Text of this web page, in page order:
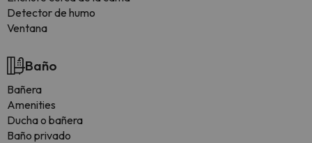
Detector de humo
Ventana
Baño
Bañera
Amenities
Ducha o bañera
Baño privado